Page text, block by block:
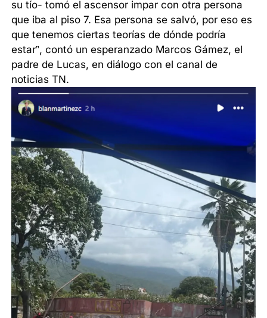
su tío- tomó el ascensor impar con otra persona
que iba al piso 7. Esa persona se salvó, por eso es
que tenemos ciertas teorías de dónde podría
estar”, contó un esperanzado Marcos Gámez, el
padre de Lucas, en diálogo con el canal de
noticias TN.